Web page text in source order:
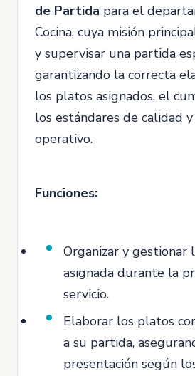
de Partida para el
Cocina, cuya misión
y supervisar una partida
garantizando la correcta
los platos asignados, el
los estándares de calidad
operativo.
Funciones:
Organizar y gestionar
asignada durante la
servicio.
Elaborar los platos
a su partida,
presentación según